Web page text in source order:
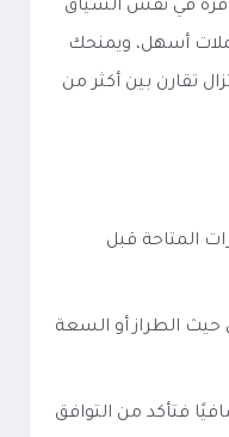
في نفس السياق
أسهل، ويمنحك
تقارن بين أكثر من
المتاحة قبل
الطراز أو السعة
فتأكد من التوافق